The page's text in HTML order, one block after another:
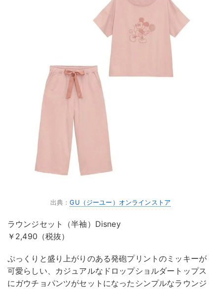
出典：GU（ジーユー）オンラインストア
ラウンジセット（半袖）Disney
￥2,490（税抜）
ぷっくりと盛り上がりのある発砲プリントのミッキーが
可愛らしい、カジュアルなドロップショルダートップス
にガウチョパンツがセットになったシンプルなラウンジ